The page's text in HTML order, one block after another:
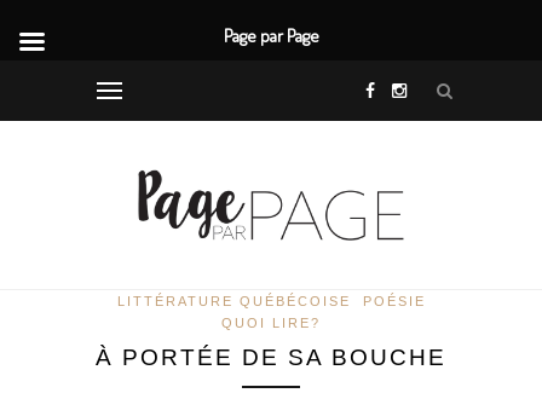
LITTÉRATURE QUÉBÉCOISE
POÉSIE
QUOI LIRE?
À PORTÉE DE SA BOUCHE
Page par Page